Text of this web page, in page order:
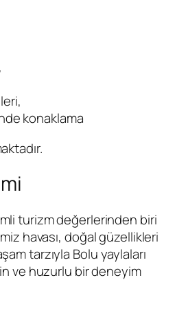
konaklama
turizm değerlerinden biri
havası, doğal güzellikleri
tarzıyla Bolu yaylaları
ve huzurlu bir deneyim